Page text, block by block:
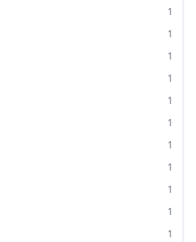
1
1
1
1
1
1
1
1
1
1
1